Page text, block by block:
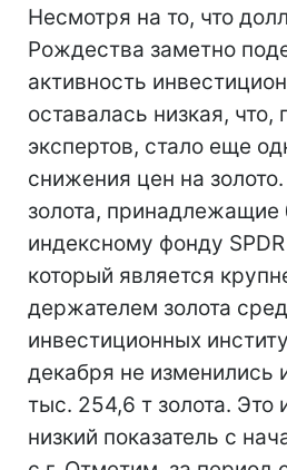
Несмотря на то, что
Рождества заметно
активность
оставалась низкая,
экспертов, стало еще
снижения цен на
золота,
индексному фонду
который является
держателем золота
инвестиционных
декабря не изменились
тыс. 254,6 т золота. Это
низкий показатель с